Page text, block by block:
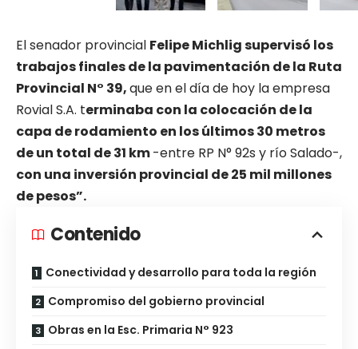
El senador provincial Felipe Michlig supervisó los
trabajos finales de la pavimentación de la Ruta
Provincial N° 39,que en el día de hoy la empresa
Rovial S.A. terminaba con la colocación de la
capa de rodamiento en los últimos 30 metros
de un total de 31 km-entre RP N° 92s y río Salado-,
con una inversión provincial de 25 mil millones
de pesos”.
Contenido
Conectividad y desarrollo para toda la región
Compromiso del gobierno provincial
Obras en la Esc. Primaria N° 923